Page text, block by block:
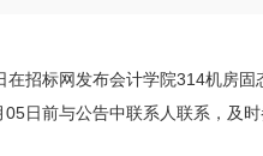
招标网发布会计学院314机房
日前与公告中联系人联系，及时